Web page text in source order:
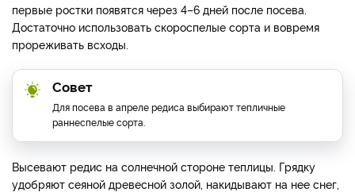
первые ростки появятся через 4–6 дней после посева.
Достаточно использовать скороспелые сорта и вовремя
прореживать всходы.
Совет
Для посева в апреле редиса выбирают тепличные
раннеспелые сорта.
Высевают редис на солнечной стороне теплицы. Грядку
удобряют сеяной древесной золой, накидывают на нее снег,